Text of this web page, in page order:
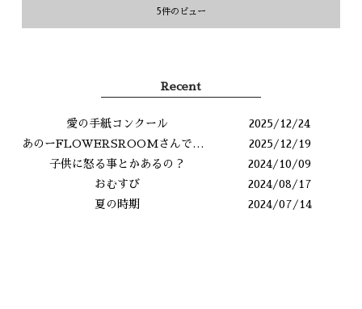
5件のビュー
Recent
愛の手紙コンクール
2025/12/24
2025/12/19
子供に怒る事とかあるの？
2024/10/09
おむすび
2024/08/17
夏の時期
2024/07/14